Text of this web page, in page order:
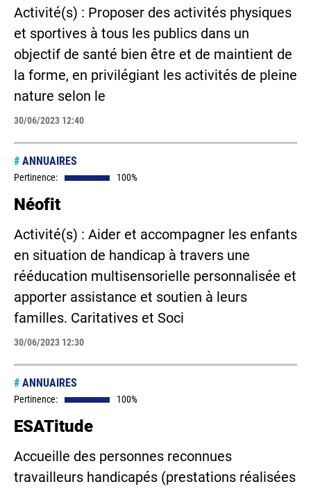
Activité(s) : Proposer des activités physiques
et sportives à tous les publics dans un
objectif de santé bien être et de maintient de
la forme, en privilégiant les activités de pleine
nature selon le
30/06/2023 12:40
# ANNUAIRES
Pertinence: 100%
Néofit
Activité(s) : Aider et accompagner les enfants
en situation de handicap à travers une
rééducation multisensorielle personnalisée et
apporter assistance et soutien à leurs
familles. Caritatives et Soci
30/06/2023 12:30
# ANNUAIRES
Pertinence: 100%
ESATitude
Accueille des personnes reconnues
travailleurs handicapés (prestations réalisées